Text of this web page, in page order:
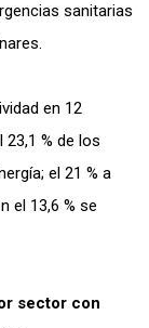
sanitarias
en 12
% de los
el 21 % a
el 13,6 % se
sector con